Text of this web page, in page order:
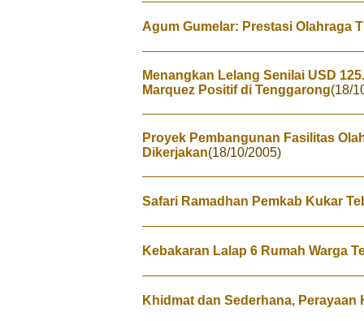
Agum Gumelar: Prestasi Olahraga
Menangkan Lelang Senilai USD
Marquez Positif di Tenggarong(18/
Proyek Pembangunan Fasilitas
Dikerjakan(18/10/2005)
Safari Ramadhan Pemkab Kukar
Kebakaran Lalap 6 Rumah Warga
Khidmat dan Sederhana,